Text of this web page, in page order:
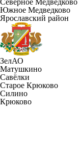
Северное Медведково
Южное Медведково
Ярославский район
ЗелАО
Матушкино
Савёлки
Старое Крюково
Силино
Крюково